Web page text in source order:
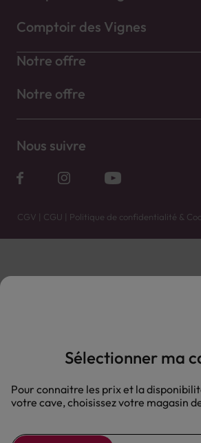
Comptoir des Vignes
Notre offre
Notre offre
Nous suivre
CGV | CGU | Politique de confidentialité &
Vente uniquement en caves. Contactez votre caviste
L'ABUS D'ALCOOL EST DANGEREUX POUR LA SANTÉ, À
Sélectionner ma
Pour connaitre les prix et la
votre cave, choisissez votre magasin